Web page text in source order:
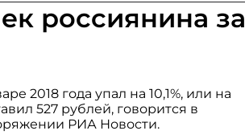
россиянина за
2018 года упал на 10,1%, или на
527 рублей, говорится в
РИА Новости.